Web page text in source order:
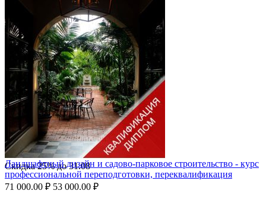
Скидка25%до31.08
Ландшафтный дизайн и садово-парковое строительство - курс
профессиональной переподготовки, переквалификация
71 000.00 ₽ 53 000.00 ₽